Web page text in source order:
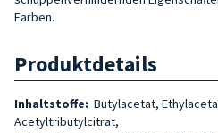
Farben.
Produktdetails
Inhaltstoffe: Butylacetat,
Acetyltributylcitrat,